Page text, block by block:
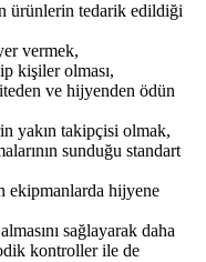
ürünlerin tedarik edildiği
vermek,
kişiler olması,
ve hijyenden ödün
yakın takipçisi olmak,
sunduğu standart
ekipmanlarda hijyene
sağlayarak daha
kontroller ile de